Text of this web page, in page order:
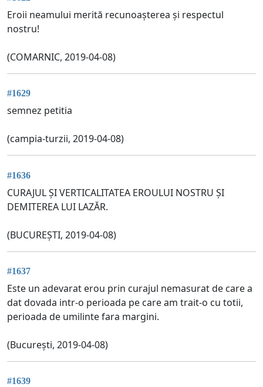
Eroii neamului merită recunoașterea și respectul
nostru!
(COMARNIC, 2019-04-08)
#1629
semnez petitia
(campia-turzii, 2019-04-08)
#1636
CURAJUL ȘI VERTICALITATEA EROULUI NOSTRU ȘI
DEMITEREA LUI LAZĂR.
(BUCUREȘTI, 2019-04-08)
#1637
Este un adevarat erou prin curajul nemasurat de care a
dat dovada intr-o perioada pe care am trait-o cu totii,
perioada de umilinte fara margini.
(București, 2019-04-08)
#1639